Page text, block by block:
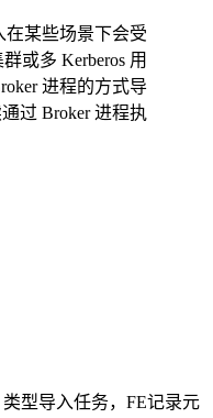
在某些场景下会受
或多 Kerberos 用
进程的方式导
过 Broker 进程执
型导入任务，FE记录元